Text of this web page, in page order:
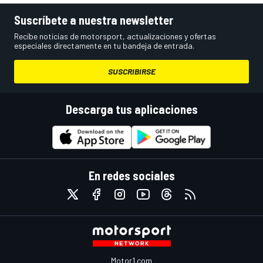
Suscríbete a nuestra newsletter
Recibe noticias de motorsport, actualizaciones y ofertas
especiales directamente en tu bandeja de entrada.
SUSCRIBIRSE
Descarga tus aplicaciones
En redes sociales
Motor1.com